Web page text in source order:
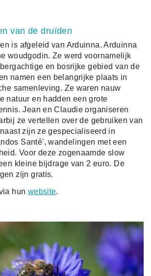
van de druïden
is afgeleid van Arduinna. Arduinna
woudgodin. Ze werd voornamelijk
en bosrijke gebied van de
namen een belangrijke plaats in
samenleving. Ze waren nauw
natuur en hadden een grote
Jean en Claudie organiseren
ze vertellen over de gebruiken van
zijn ze gespecialiseerd in
Santé', wandelingen met een
Voor deze zogenaamde slow
kleine bijdrage van 2 euro. De
zijn gratis.
hun website.